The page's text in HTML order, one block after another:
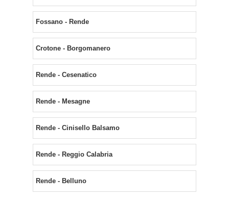
Fossano - Rende
Crotone - Borgomanero
Rende - Cesenatico
Rende - Mesagne
Rende - Cinisello Balsamo
Rende - Reggio Calabria
Rende - Belluno